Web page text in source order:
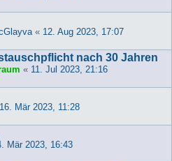
« 12. Aug 2023, 17:07
nach 30 Jahren
« 11. Jul 2023, 21:16
16. Mär 2023, 11:28
Mär 2023, 16:43